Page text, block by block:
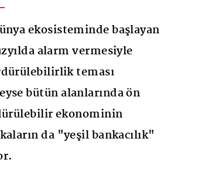
ekosisteminde başlayan
alarm vermesiyle
teması
bütün alanlarında ön
ekonominin
da "yeşil bankacılık"